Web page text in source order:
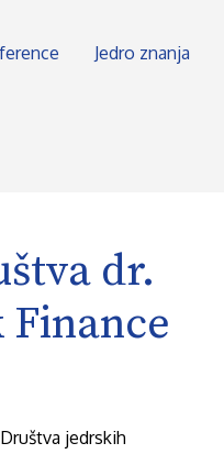
Jedro znanja
dr.
Finance
jedrskih